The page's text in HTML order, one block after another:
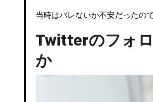
当時はバレないか不安だったの
Twitterのフォ
か